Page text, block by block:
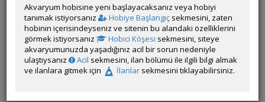
Birtek
Çevrim Dışı
Son Güncelleme Zamanı:30 Temmuz 2026 20:42
İl / İlçe / Semt: Istanbul / Bakirköy / Cevizlik
İrtibat Bilgileri:05373550052
Akvaryum hobisine yeni başlayacaksanız veya hobiyi
tanımak istiyorsanız
Hobiye Başlangıç sekmesini, zaten
hobinin içerisindeyseniz ve sitenin bu alandaki özelliklerini
görmek istiyorsanız
Hobici Köşesi sekmesini, siteye
akvaryumunuzda yaşadığınız acil bir sorun nedeniyle
ulaştıysanız
Acil sekmesini, ilan bölümü ile ilgili bilgi almak
ve ilanlara gitmek için
İlanlar sekmesini tıklayabilirsiniz.